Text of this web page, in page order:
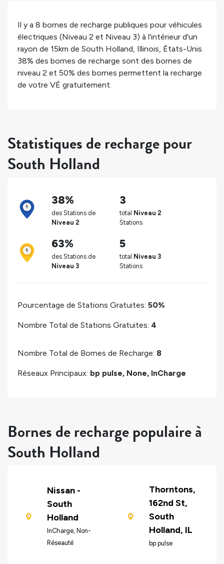
Il y a 8 bornes de recharge publiques pour véhicules
électriques (Niveau 2 et Niveau 3) à l'intérieur d'un
rayon de 15km de South Holland, Illinois, États-Unis.
38% des bornes de recharge sont des bornes de
niveau 2 et 50% des bornes permettent la recharge
de votre VÉ gratuitement.
Statistiques de recharge pour
South Holland
38%
des Stations de
Niveau 2
3
total Niveau 2
Stations
63%
des Stations de
Niveau 3
5
total Niveau 3
Stations
Pourcentage de Stations Gratuites: 50%
Nombre Total de Stations Gratuites: 4
Nombre Total de Bornes de Recharge: 8
Réseaux Principaux: bp pulse, None, InCharge
Bornes de recharge populaire à
South Holland
Nissan -
South
Holland
InCharge, Non-
Réseauté
Thorntons,
162nd St,
South
Holland, IL
bp pulse